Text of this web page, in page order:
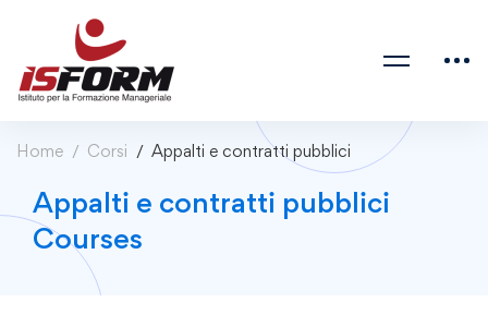
Home Corsi Appalti e contratti pubblici
Appalti e contratti pubblici
Courses